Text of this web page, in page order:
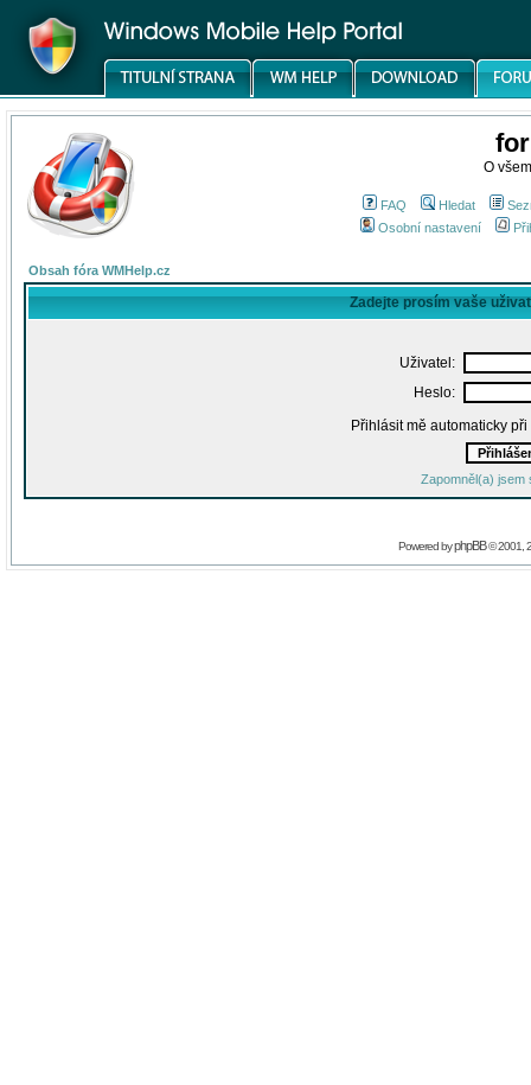
O
FAQ Hledat
Osobní nastavení
Obsah fóra WMHelp.cz
Zadejte prosím vaše
Uživatel:
Heslo:
Přihlásit mě automaticky
Zapomněl(a) jsem
Powered byphpBB© 2001,